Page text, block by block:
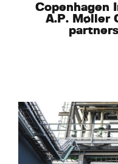
Copenhagen
A.P. Møller